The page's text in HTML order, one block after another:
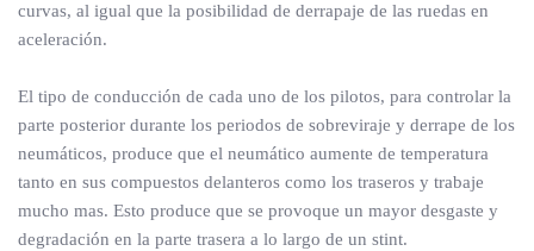
curvas, al igual que la posibilidad de derrapaje de las ruedas en
aceleración.
El tipo de conducción de cada uno de los pilotos, para controlar la
parte posterior durante los periodos de sobreviraje y derrape de los
neumáticos, produce que el neumático aumente de temperatura
tanto en sus compuestos delanteros como los traseros y trabaje
mucho mas. Esto produce que se provoque un mayor desgaste y
degradación en la parte trasera a lo largo de un stint.